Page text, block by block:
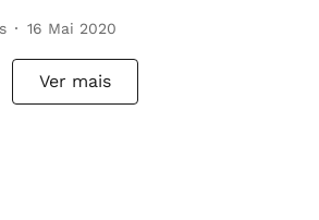
16 Mai 2020
Ver mais